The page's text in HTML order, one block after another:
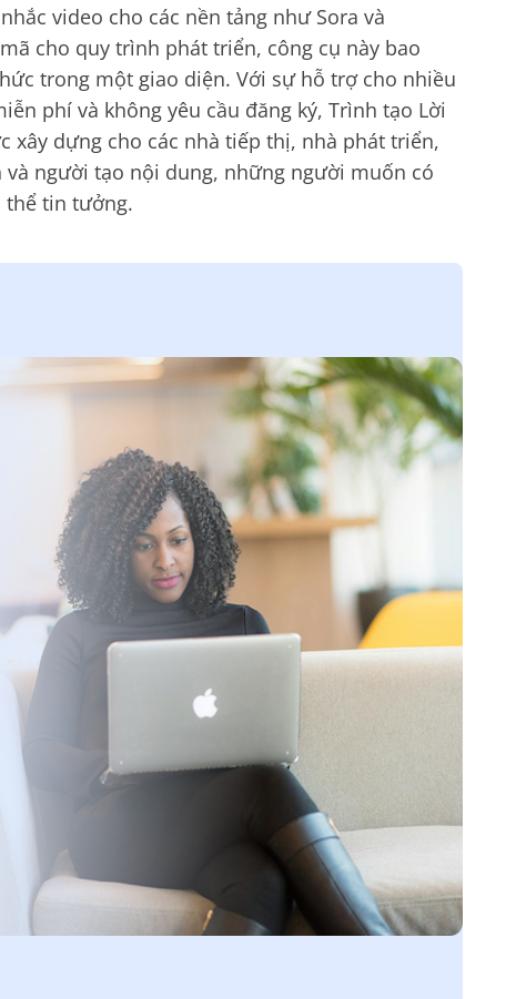
video cho các nền tảng như Sora và
cho quy trình phát triển, công cụ này bao
trong một giao diện. Với sự hỗ trợ cho nhiều
phí và không yêu cầu đăng ký, Trình tạo Lời
xây dựng cho các nhà tiếp thị, nhà phát triển,
và người tạo nội dung, những người muốn có
thể tin tưởng.